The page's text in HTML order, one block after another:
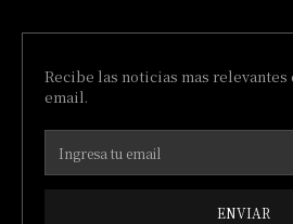
Recibe las noticias mas relevantes
email.
ENVIAR